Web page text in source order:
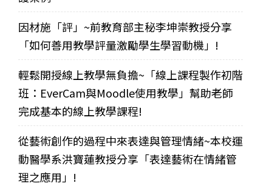
因材施「評」~前教育部主秘李坤崇教授分享
「如何善用教學評量激勵學生學習動機」!
輕鬆開授線上教學無負擔~「線上課程製作初階
班：EverCam與Moodle使用教學」幫助老師
完成基本的線上教學課程!
從藝術創作的過程中來表達與管理情緒~本校運
動醫學系洪寶蓮教授分享「表達藝術在情緒管
理之應用」!